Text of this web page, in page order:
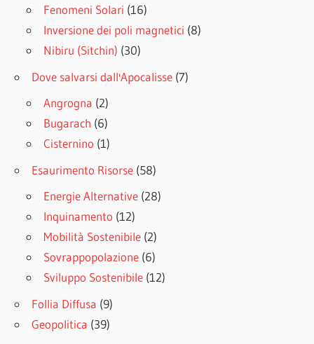
Fenomeni Solari (16)
Inversione dei poli magnetici (8)
Nibiru (Sitchin) (30)
Dove salvarsi dall'Apocalisse (7)
Angrogna (2)
Bugarach (6)
Cisternino (1)
Esaurimento Risorse (58)
Energie Alternative (28)
Inquinamento (12)
Mobilità Sostenibile (2)
Sovrappopolazione (6)
Sviluppo Sostenibile (12)
Follia Diffusa (9)
Geopolitica (39)